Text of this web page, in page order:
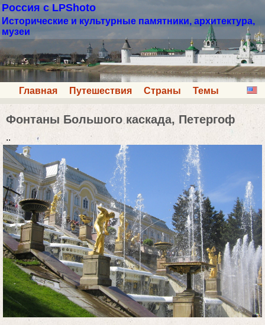
Россия с LPShoto
Исторические и культурные памятники, архитектура,
музеи
Главная Путешествия Страны Темы
Фонтаны Большого каскада, Петергоф
..